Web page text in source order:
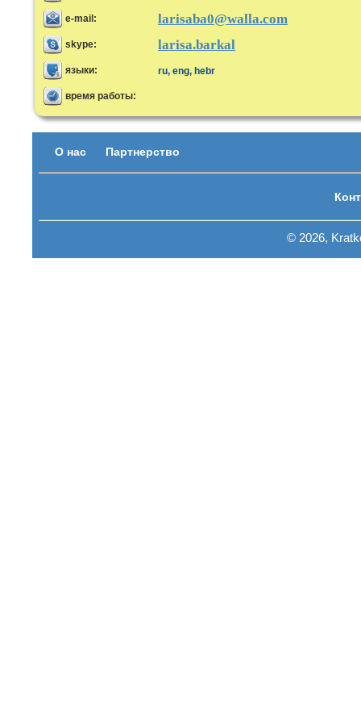
e-mail: larisaba0@walla.com
skype: larisa.barkal
языки: ru, eng, hebr
время работы:
О нас Партнерство
© 2026,